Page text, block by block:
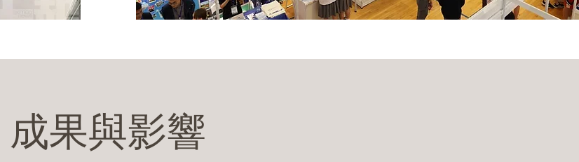
成果與影響